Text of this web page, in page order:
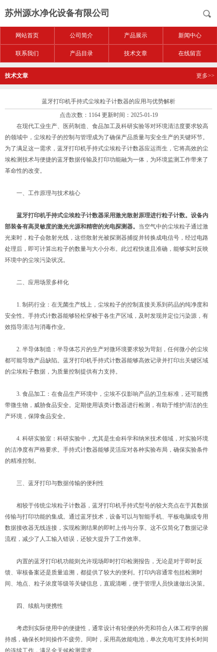
苏州源水净化设备有限公司
网站首页 公司简介 产品展示 新闻中心
联系我们 产品目录 技术文章 在线留言
技术文章 更多>>
蓝牙打印机手持式尘埃粒子计数器的应用与优势解析
点击次数：1164 更新时间：2025-01-19
在现代工业生产、医药制造、食品加工及科研实验等对环境清洁度要求较高
的领域中，尘埃粒子的控制与管理成为了确保产品质量与安全生产的关键环节。
为了满足这一需求，蓝牙打印机手持式尘埃粒子计数器应运而生，它将高效的尘
埃检测技术与便捷的蓝牙数据传输及打印功能融为一体，为环境监测工作带来了
革命性的改变。
一、工作原理与技术核心
蓝牙打印机手持式尘埃粒子计数器采用激光散射原理进行粒子计数。设备内
部装备有高灵敏度的激光光源和精密的光电探测器。 当空气中的尘埃粒子通过激
光束时，粒子会散射光线，这些散射光被探测器捕捉并转换成电信号，经过电路
处理后，即可计算出粒子的数量与大小分布。此过程快速且准确，能够实时反映
环境中的尘埃污染状况。
二、应用场景多样化
1. 制药行业：在无菌生产线上，尘埃粒子的控制直接关系到药品的纯净度和
安全性。手持式计数器能够轻松穿梭于各生产区域，及时发现并定位污染源，有
效指导清洁与消毒作业。
2. 半导体制造：半导体芯片的生产对微环境要求较为苛刻，任何微小的尘埃
都可能导致产品缺陷。蓝牙打印机手持式计数器能够高效记录并打印出关键区域
的尘埃粒子数据，为质量控制提供有力支持。
3. 食品加工：在食品生产环境中，尘埃不仅影响产品的卫生标准，还可能携
带微生物，威胁食品安全。定期使用该类计数器进行检测，有助于维护清洁的生
产环境，保障食品安全。
4. 科研实验室：科研实验中，尤其是生命科学和纳米技术领域，对实验环境
的洁净度有严格要求。手持式计数器能够灵活应对各种实验布局，确保实验条件
的精准控制。
三、蓝牙打印与数据传输的便利性
相较于传统尘埃粒子计数器，蓝牙打印机手持式型号的较大亮点在于其数据
传输与打印功能的集成。通过蓝牙技术，设备可以与智能手机、平板电脑或专用
数据接收器无线连接，实现检测结果的即时上传与分享。这不仅简化了数据记录
流程，减少了人工输入错误，还较大提升了工作效率。
内置的蓝牙打印机功能则允许现场即时打印检测报告，无论是对于即时反
馈、审核备案还是质量追溯，都提供了较大的便利。打印内容通常包括检测时
间、地点、粒子浓度等级等关键信息，直观清晰，便于管理人员快速做出决策。
四、续航与便携性
考虑到实际使用中的便捷性，通常设计有轻便的外壳和符合人体工程学的握
持感，确保长时间操作不疲劳。同时，采用高效能电池，单次充电可支持长时间
的连续工作，满足全天候检测需求。